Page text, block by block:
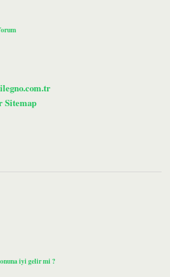
Sitemap
iyi gelir mi ?